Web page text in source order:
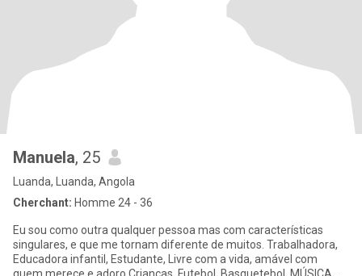
Manuela, 25
Luanda, Luanda, Angola
Cherchant: Homme 24 - 36
Eu sou como outra qualquer pessoa mas com características
singulares, e que me tornam diferente de muitos. Trabalhadora,
Educadora infantil, Estudante, Livre com a vida, amável com